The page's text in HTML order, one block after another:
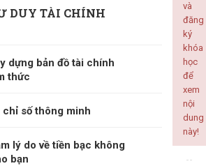
DUY TÀI CHÍNH
dựng bản đồ tài chính
thức
chỉ số thông minh
lý do về tiền bạc không
bạn
và
đăng
ký
khóa
học
để
xem
nội
dung
này!